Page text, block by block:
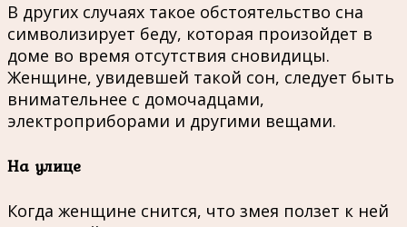
В других случаях такое обстоятельство сна
символизирует беду, которая произойдет в
доме во время отсутствия сновидицы.
Женщине, увидевшей такой сон, следует быть
внимательнее с домочадцами,
электроприборами и другими вещами.
На улице
Когда женщине снится, что змея ползет к ней